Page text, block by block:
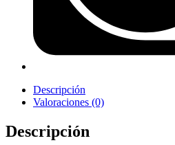
Descripción
Valoraciones (0)
Descripción